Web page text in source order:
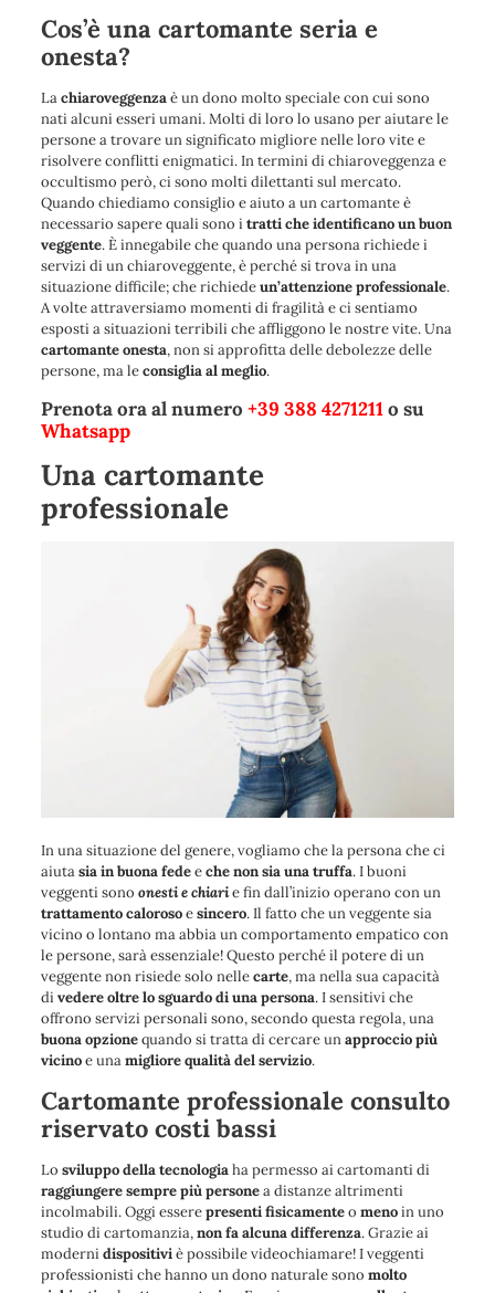
Cos’è una cartomante seria e
onesta?
Lachiaroveggenzaè un dono molto speciale con cui sono
nati alcuni esseri umani. Molti di loro lo usano per aiutare le
persone a trovare un significato migliore nelle loro vite e
risolvere conflitti enigmatici. In termini di chiaroveggenza e
occultismo però, ci sono molti dilettanti sul mercato.
Quando chiediamo consiglio e aiuto a un cartomante è
necessario sapere quali sono itratti che identificano un buon
veggente. È innegabile che quando una persona richiede i
servizi di un chiaroveggente, è perché si trova in una
situazione difficile; che richiedeun’attenzione professionale.
A volte attraversiamo momenti di fragilità e ci sentiamo
esposti a situazioni terribili che affliggono le nostre vite. Una
cartomante onesta, non si approfitta delle debolezze delle
persone, ma leconsiglia al meglio.
Prenota ora al numero +39 388 4271211o su
Whatsapp
Una cartomante
professionale
In una situazione del genere, vogliamo che la persona che ci
aiutasia in buona fedeeche non sia una truffa. I buoni
veggenti sono onesti e chiarie fin dall’inizio operano con un
trattamento calorosoesincero. Il fatto che un veggente sia
vicino o lontano ma abbia un comportamento empatico con
le persone, sarà essenziale! Questo perché il potere di un
veggente non risiede solo nellecarte, ma nella sua capacità
divedere oltre lo sguardo di una persona. I sensitivi che
offrono servizi personali sono, secondo questa regola, una
buona opzionequando si tratta di cercare unapproccio più
vicinoe unamigliore qualità del servizio.
Cartomante professionale consulto
riservato costi bassi
Lo sviluppo della tecnologiaha permesso ai cartomanti di
raggiungere sempre più personea distanze altrimenti
incolmabili. Oggi esserepresenti fisicamenteo menoin uno
studio di cartomanzia,non fa alcuna differenza. Grazie ai
modernidispositiviè possibile videochiamare! I veggenti
professionisti che hanno un dono naturale sono molto